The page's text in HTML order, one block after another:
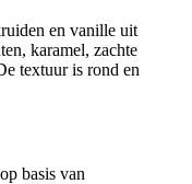
en vanille uit
karamel, zachte
textuur is rond en
basis van